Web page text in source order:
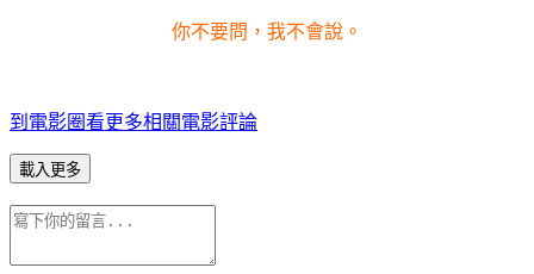
你不要問，我不會說。
到電影圈看更多相關電影評論
載入更多